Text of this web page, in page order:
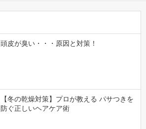
頭皮が臭い・・・原因と対策！
【冬の乾燥対策】プロが教える パサつきを
防ぐ正しいヘアケア術